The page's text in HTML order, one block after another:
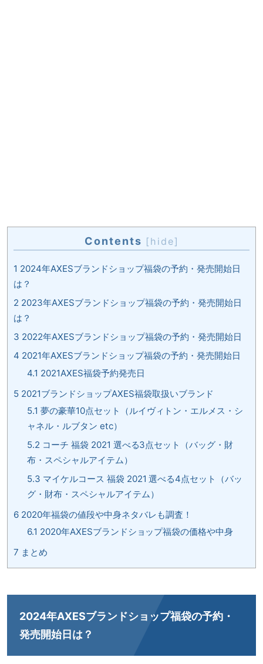
Contents [ hide]
1 2024年AXESブランドショップ福袋の予約・発売開始日
は？
2 2023年AXESブランドショップ福袋の予約・発売開始日
は？
3 2022年AXESブランドショップ福袋の予約・発売開始日
4 2021年AXESブランドショップ福袋の予約・発売開始日
4.1 2021AXES福袋予約発売日
52021ブランドショップAXES福袋取扱いブランド
5.1 夢の豪華10点セット（ルイヴィトン・エルメス・シ
ャネル・ルブタン etc）
5.2 コーチ 福袋 2021 選べる3点セット（バッグ・財
布・スペシャルアイテム）
5.3 マイケルコース 福袋 2021 選べる4点セット（バッ
グ・財布・スペシャルアイテム）
62020年福袋の値段や中身ネタバレも調査！
6.1 2020年AXESブランドショップ福袋の価格や中身
7 まとめ
2024年AXESブランドショップ福袋の予約・
発売開始日は？